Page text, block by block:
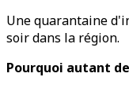
Une quarantaine
soir dans la région.
Pourquoi autant